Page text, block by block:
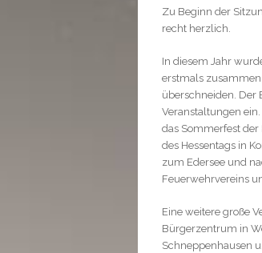
Zu Beginn der
recht herzlich.
In diesem Jahr
erstmals
überschneiden. Der
Veranstaltungen
das Sommerfest
des Hessentags in
zum Edersee und
Feuerwehrvereins
Eine weitere große
Bürgerzentrum in
Schneppenhausen